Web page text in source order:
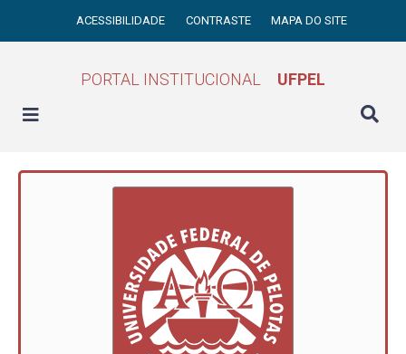
ACESSIBILIDADE CONTRASTE MAPA DO SITE
PORTAL INSTITUCIONAL UFPEL